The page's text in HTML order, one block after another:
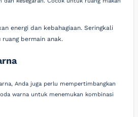
energi dan kebahagiaan. Seringkali
bermain anak.
Anda juga perlu mempertimbangkan
warna untuk menemukan kombinasi